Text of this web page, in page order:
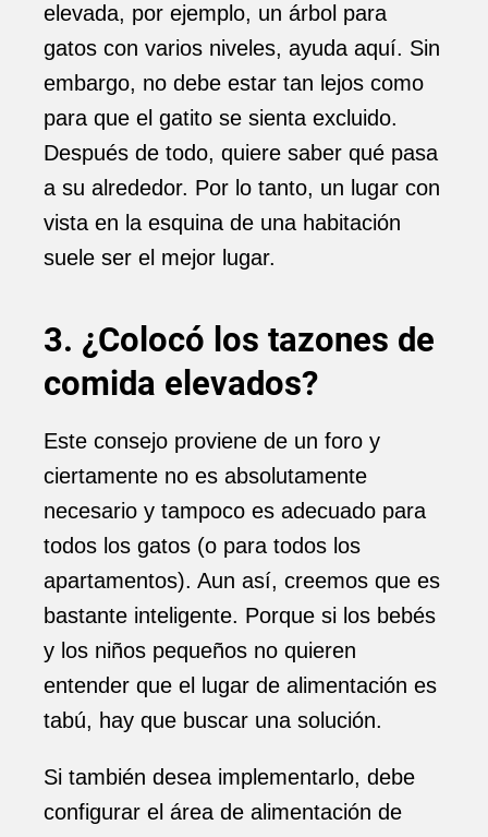
elevada, por ejemplo, un árbol para
gatos con varios niveles, ayuda aquí. Sin
embargo, no debe estar tan lejos como
para que el gatito se sienta excluido.
Después de todo, quiere saber qué pasa
a su alrededor. Por lo tanto, un lugar con
vista en la esquina de una habitación
suele ser el mejor lugar.
3. ¿Colocó los tazones de
comida elevados?
Este consejo proviene de un foro y
ciertamente no es absolutamente
necesario y tampoco es adecuado para
todos los gatos (o para todos los
apartamentos). Aun así, creemos que es
bastante inteligente. Porque si los bebés
y los niños pequeños no quieren
entender que el lugar de alimentación es
tabú, hay que buscar una solución.
Si también desea implementarlo, debe
configurar el área de alimentación de